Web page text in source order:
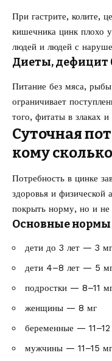
При гастрите, колите,
кишечника цинк плохо
людей и людей с
Диеты, дефицит
Питание без мяса,
ограничивает
того, фитаты в злаках
Суточная
кому
Потребность в цинке
здоровья и физической
покрыть норму, но и не
Основные нормы
дети до 3 лет — 3 мг
дети 4–8 лет — 5
подростки — 8–11
женщины — 8 мг
беременные —
мужчины — 11–15 мг